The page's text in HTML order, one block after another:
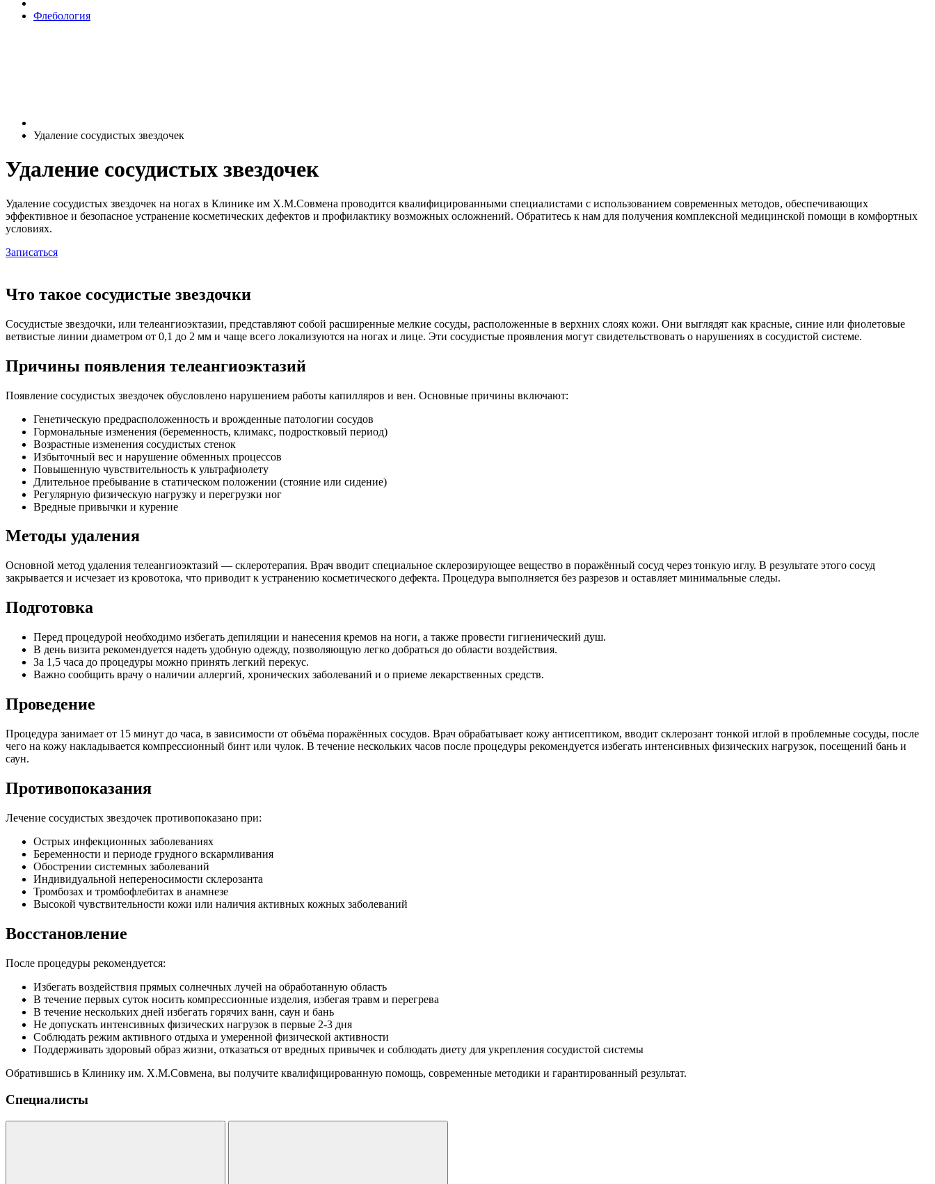
Флебология
Удаление сосудистых звездочек
Удаление сосудистых звездочек
Удаление сосудистых звездочек на ногах в Клинике им Х.М.Совмена проводится квалифицированными специалистами с использованием современных методов, обеспечивающих
эффективное и безопасное устранение косметических дефектов и профилактику возможных осложнений. Обратитесь к нам для получения комплексной медицинской помощи в комфортных
условиях.
Записаться
Что такое сосудистые звездочки
Сосудистые звездочки, или телеангиоэктазии, представляют собой расширенные мелкие сосуды, расположенные в верхних слоях кожи. Они выглядят как красные, синие или фиолетовые
ветвистые линии диаметром от 0,1 до 2 мм и чаще всего локализуются на ногах и лице. Эти сосудистые проявления могут свидетельствовать о нарушениях в сосудистой системе.
Причины появления телеангиоэктазий
Появление сосудистых звездочек обусловлено нарушением работы капилляров и вен. Основные причины включают:
Генетическую предрасположенность и врожденные патологии сосудов
Гормональные изменения (беременность, климакс, подростковый период)
Возрастные изменения сосудистых стенок
Избыточный вес и нарушение обменных процессов
Повышенную чувствительность к ультрафиолету
Длительное пребывание в статическом положении (стояние или сидение)
Регулярную физическую нагрузку и перегрузки ног
Вредные привычки и курение
Методы удаления
Основной метод удаления телеангиоэктазий — склеротерапия. Врач вводит специальное склерозирующее вещество в поражённый сосуд через тонкую иглу. В результате этого сосуд
закрывается и исчезает из кровотока, что приводит к устранению косметического дефекта. Процедура выполняется без разрезов и оставляет минимальные следы.
Подготовка
Перед процедурой необходимо избегать депиляции и нанесения кремов на ноги, а также провести гигиенический душ.
В день визита рекомендуется надеть удобную одежду, позволяющую легко добраться до области воздействия.
За 1,5 часа до процедуры можно принять легкий перекус.
Важно сообщить врачу о наличии аллергий, хронических заболеваний и о приеме лекарственных средств.
Проведение
Процедура занимает от 15 минут до часа, в зависимости от объёма поражённых сосудов. Врач обрабатывает кожу антисептиком, вводит склерозант тонкой иглой в проблемные сосуды, после
чего на кожу накладывается компрессионный бинт или чулок. В течение нескольких часов после процедуры рекомендуется избегать интенсивных физических нагрузок, посещений бань и
саун.
Противопоказания
Лечение сосудистых звездочек противопоказано при:
Острых инфекционных заболеваниях
Беременности и периоде грудного вскармливания
Обострении системных заболеваний
Индивидуальной непереносимости склерозанта
Тромбозах и тромбофлебитах в анамнезе
Высокой чувствительности кожи или наличия активных кожных заболеваний
Восстановление
После процедуры рекомендуется:
Избегать воздействия прямых солнечных лучей на обработанную область
В течение первых суток носить компрессионные изделия, избегая травм и перегрева
В течение нескольких дней избегать горячих ванн, саун и бань
Не допускать интенсивных физических нагрузок в первые 2-3 дня
Соблюдать режим активного отдыха и умеренной физической активности
Поддерживать здоровый образ жизни, отказаться от вредных привычек и соблюдать диету для укрепления сосудистой системы
Обратившись в Клинику им. Х.М.Совмена, вы получите квалифицированную помощь, современные методики и гарантированный результат.
Специалисты